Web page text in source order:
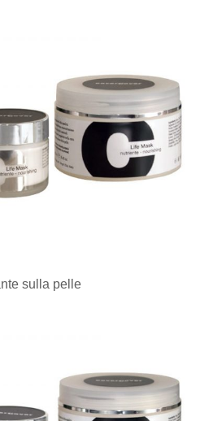
sulla pelle